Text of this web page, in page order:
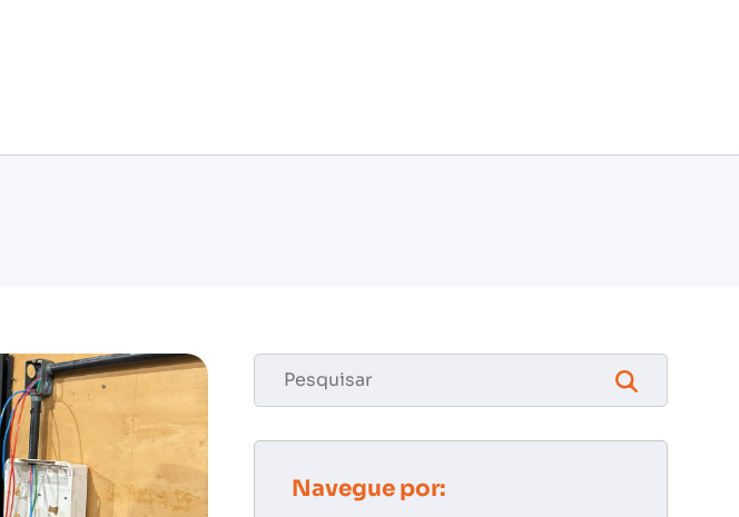
Navegue por: